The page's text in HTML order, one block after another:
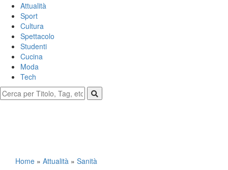
Attualità
Sport
Cultura
Spettacolo
Studenti
Cucina
Moda
Tech
Home » Attualità » Sanità